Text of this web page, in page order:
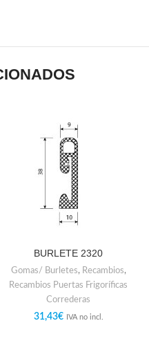
BURLETE 2320
Gomas/ Burletes, Recambios,
Recambios Puertas Frigoríficas
Correderas
31,43€ IVA no incl.